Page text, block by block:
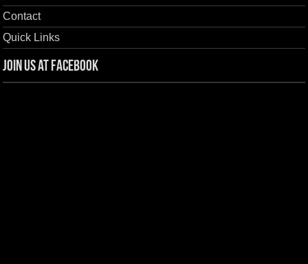
Contact
Quick Links
Join us at Facebook